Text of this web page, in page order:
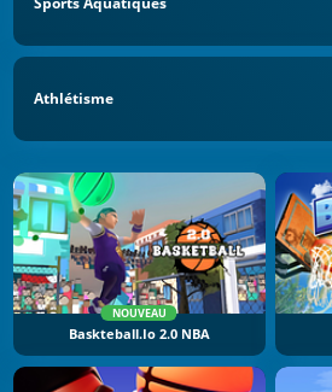
Athlétisme
NOUVEAU
Baskteball.io 2.0 NBA